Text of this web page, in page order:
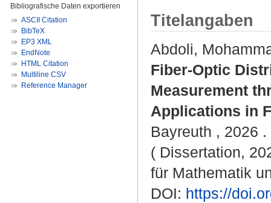
Bibliografische Daten exportieren
ASCII Citation
BibTeX
EP3 XML
EndNote
HTML Citation
Multiline CSV
Reference Manager
Titelangaben
Abdoli,
Fiber-Optic
Measurement
Applications in
Bayreuth , 2026
( Dissertation,
für Mathematik
DOI: https://